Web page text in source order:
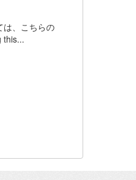
は、こちらの
this...